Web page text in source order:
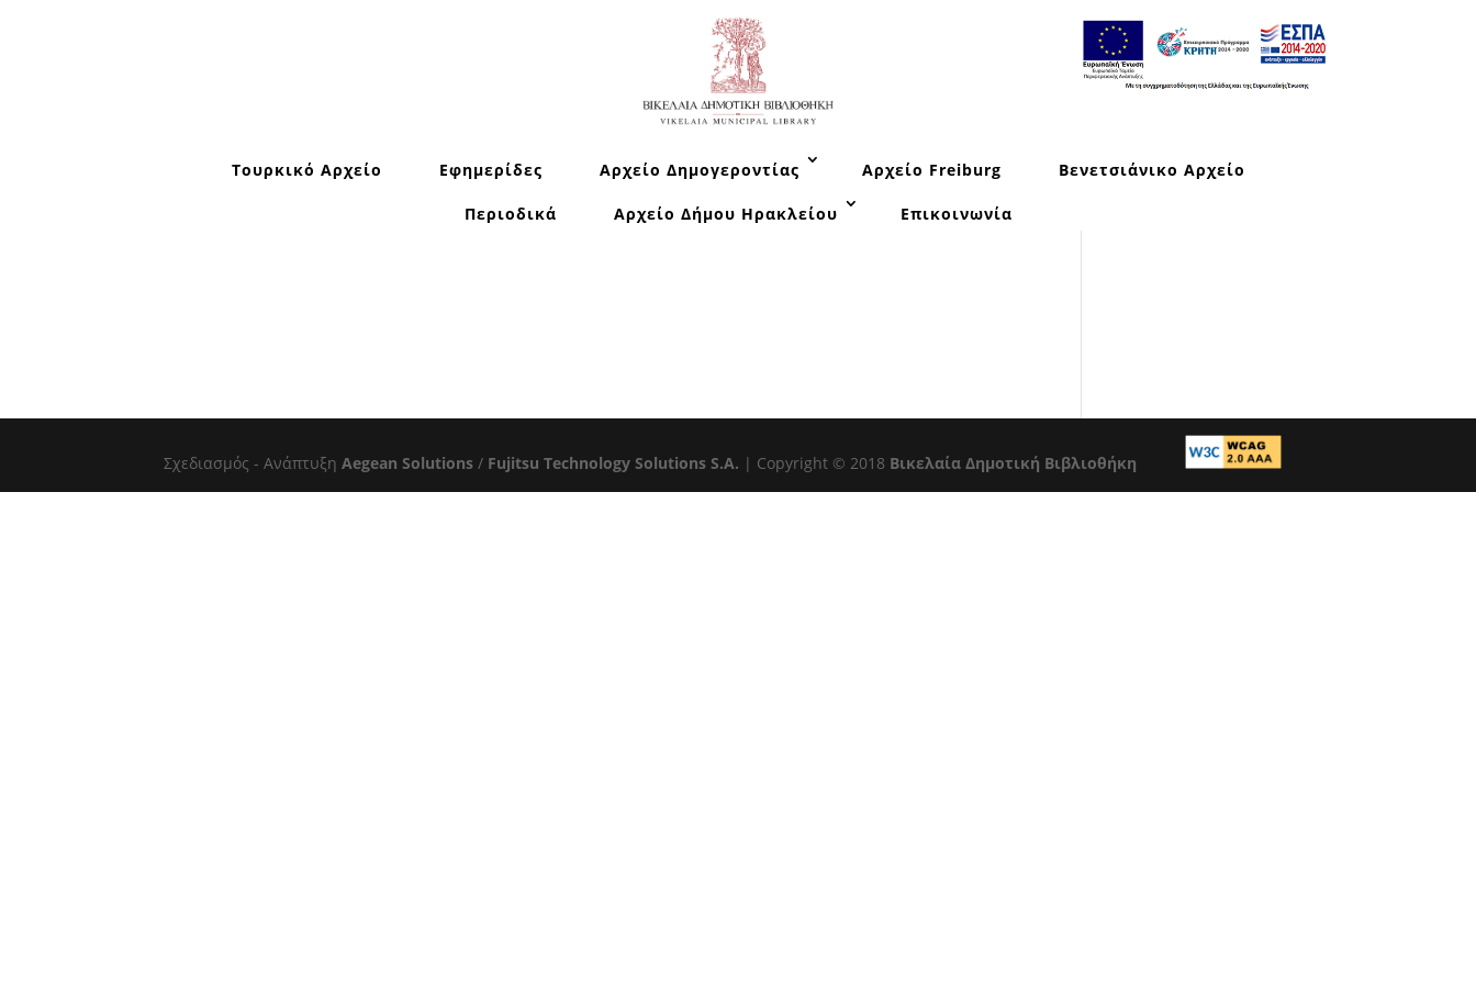
Τουρκικό Αρχείο Εφημερίδες Αρχείο Δημογεροντίας Αρχείο Freiburg Βενετσιάνικο Αρχείο
Περιοδικά Αρχείο Δήμου Ηρακλείου Επικοινωνία
Σχεδιασμός - ΑνάπτυξηAegean Solutions / Fujitsu Technology Solutions S.A. | Copyright © 2018 Βικελαία Δημοτική Βιβλιοθήκη